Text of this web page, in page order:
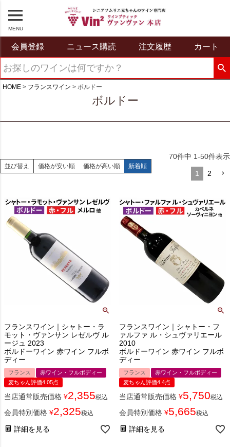
MENU
会員登録 ニュース購読 注文履歴 カート
HOME フランスワイン ボルドー
ボルドー
並び替え 価格が安い順 価格が高い順 新着順
70件中 1-50件表示
1 2
フランスワイン｜シャトー・ラ
モット・ヴァンサン レゼルヴ ル
ージュ 2023
ボルドーワイン 赤ワイン フルボ
ディー
フランス
赤ワイン・フルボディー
麦ちゃん評価4.05点
当店通常販売価格 ¥2,355税込
会員特別価格 ¥2,325税込
詳細を見る
フランスワイン｜シャトー・フ
ァルファ ル・シュヴァリエール
2010
ボルドーワイン 赤ワイン フルボ
ディー
フランス
赤ワイン・フルボディー
麦ちゃん評価4.4点
当店通常販売価格 ¥5,750税込
会員特別価格 ¥5,665税込
詳細を見る